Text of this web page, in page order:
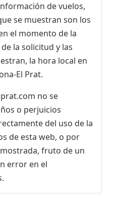
de vuelos,
se muestran son los
el momento de la
la solicitud y las
la hora local en
El Prat.
no se
o perjuicios
del uso de la
de esta web, o por
fruto de un
error en el